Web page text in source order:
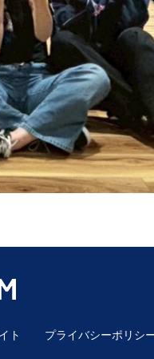
ト プライバシーポリシ